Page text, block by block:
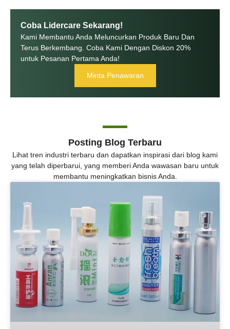
Coba Lidercare Sekarang!
Kami Membantu Anda Meluncurkan Produk Baru Dan
Terus Berkembang. Coba Kami Dengan Diskon 20%
untuk Pesanan Pertama Anda!
Minta Penawaran
Posting Blog Terbaru
Lihat tren industri terbaru dan dapatkan inspirasi dari blog kami
yang telah diperbarui, yang memberi Anda wawasan baru untuk
membantu meningkatkan bisnis Anda.